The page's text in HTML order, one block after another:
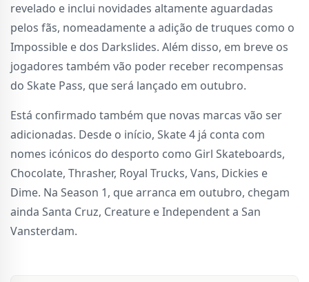
revelado e inclui novidades altamente aguardadas
pelos fãs, nomeadamente a adição de truques como o
Impossible e dos Darkslides. Além disso, em breve os
jogadores também vão poder receber recompensas
do Skate Pass, que será lançado em outubro.
Está confirmado também que novas marcas vão ser
adicionadas. Desde o início, Skate 4 já conta com
nomes icónicos do desporto como Girl Skateboards,
Chocolate, Thrasher, Royal Trucks, Vans, Dickies e
Dime. Na Season 1, que arranca em outubro, chegam
ainda Santa Cruz, Creature e Independent a San
Vansterdam.